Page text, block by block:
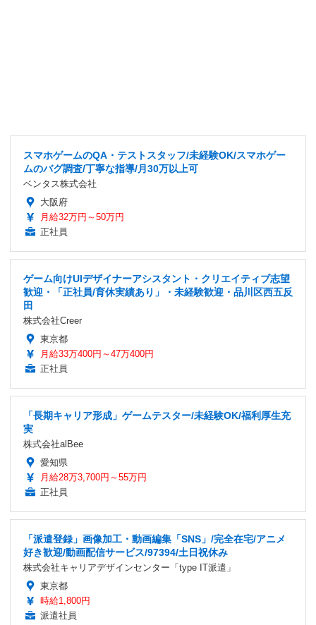
スマホゲームのQA・テストスタッフ/未経験OK/スマホゲー
ムのバグ調査/丁寧な指導/月30万以上可
ベンタス株式会社
大阪府
月給32万円～50万円
正社員
ゲーム向けUIデザイナーアシスタント・クリエイティブ志望
歓迎・「正社員/育休実績あり」・未経験歓迎・品川区西五反
田
株式会社Creer
東京都
月給33万400円～47万400円
正社員
「長期キャリア形成」ゲームテスター/未経験OK/福利厚生充
実
株式会社alBee
愛知県
月給28万3,700円～55万円
正社員
「派遣登録」画像加工・動画編集「SNS」/完全在宅/アニメ
好き歓迎/動画配信サービス/97394/土日祝休み
株式会社キャリアデザインセンター「type IT派遣」
東京都
時給1,800円
派遣社員